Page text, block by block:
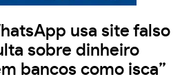
usa site falso
sobre dinheiro
bancos como isca”